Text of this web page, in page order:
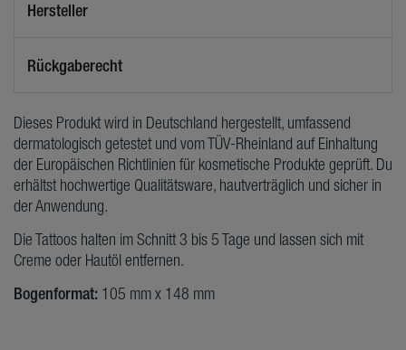
Hersteller
Rückgaberecht
Dieses Produkt wird in Deutschland hergestellt, umfassend
dermatologisch getestet und vom TÜV-Rheinland auf Einhaltung
der Europäischen Richtlinien für kosmetische Produkte geprüft. Du
erhältst hochwertige Qualitätsware, hautverträglich und sicher in
der Anwendung.
Die Tattoos halten im Schnitt 3 bis 5 Tage und lassen sich mit
Creme oder Hautöl entfernen.
Bogenformat: 105 mm x 148 mm